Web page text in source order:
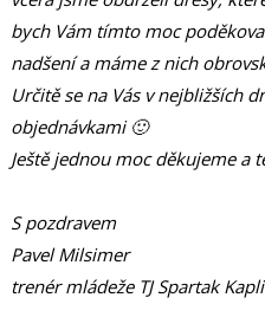
bych Vám tímto moc
nadšení a máme z nich
Určitě se na Vás v nejbližších
objednávkami 🙂
Ještě jednou moc děkujeme a
S pozdravem
Pavel Milsimer
trenér mládeže TJ Spartak